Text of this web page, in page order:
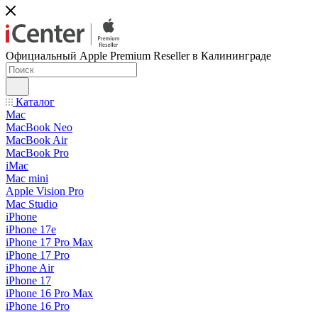
Официальный Apple Premium Reseller в Калининграде
Каталог
Mac
MacBook Neo
MacBook Air
MacBook Pro
iMac
Mac mini
Apple Vision Pro
Mac Studio
iPhone
iPhone 17e
iPhone 17 Pro Max
iPhone 17 Pro
iPhone Air
iPhone 17
iPhone 16 Pro Max
iPhone 16 Pro